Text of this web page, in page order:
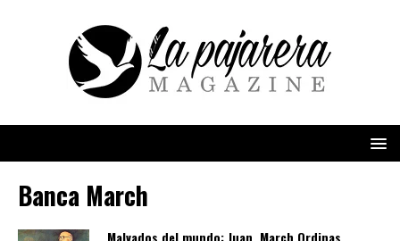
Banca March
Malvados del mundo: Juan March Ordinas